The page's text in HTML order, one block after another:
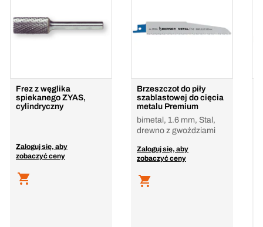
Frez z węglika
spiekanego ZYAS,
cylindryczny
Zaloguj się, aby
zobaczyć ceny
Brzeszczot do piły
szablastowej do cięcia
metalu Premium
bimetal, 1.6 mm, Stal,
drewno z gwoździami
Zaloguj się, aby
zobaczyć ceny